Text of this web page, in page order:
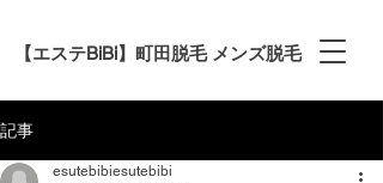
【エステBiBi】町田脱毛 メンズ脱毛
記事
esutebibiesutebibi